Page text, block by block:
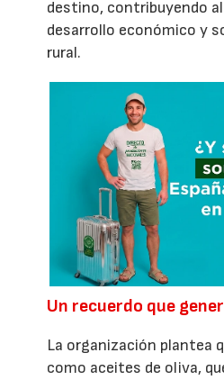
destino, contribuyendo
desarrollo económico y
rural.
Un recuerdo que
La organización plantea
como aceites de oliva,